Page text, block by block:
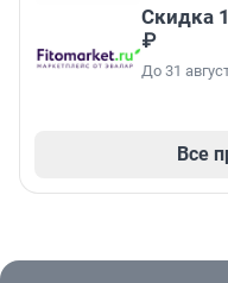
Скидка
₽
До 31
Все